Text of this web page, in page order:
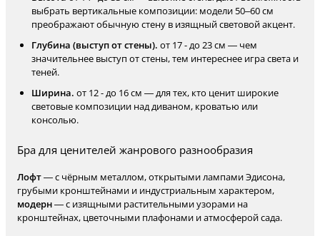
выбрать вертикальные композиции: модели 50–60 см
преображают обычную стену в изящный световой акцент.
Глубина (выступ от стены). от 17 - до 23 см — чем
значительнее выступ от стены, тем интереснее игра света и
теней.
Ширина. от 12 - до 16 см — для тех, кто ценит широкие
световые композиции над диваном, кроватью или
консолью.
Бра для ценителей жанрового разнообразия
Лофт— с чёрным металлом, открытыми лампами Эдисона,
грубыми кронштейнами и индустриальным характером,
модерн— с изящными растительными узорами на
кронштейнах, цветочными плафонами и атмосферой сада.